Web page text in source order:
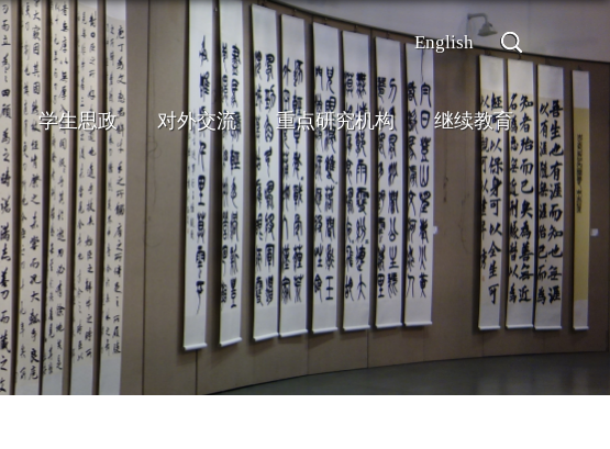
English
学生思政 对外交流 重点研究机构 继续教育